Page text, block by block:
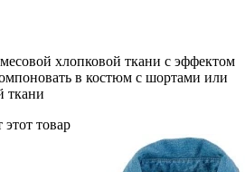
хлопковой ткани с эффектом
в костюм с шортами или
ткани
этот товар